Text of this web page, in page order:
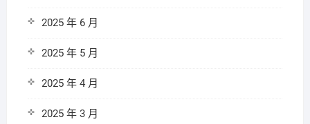
2025 年 6 月
2025 年 5 月
2025 年 4 月
2025 年 3 月